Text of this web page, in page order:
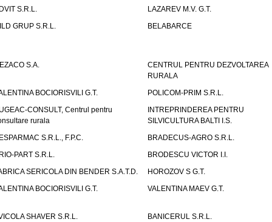
S.R.L.
LAZAREV M.V. G.T.
GRUP S.R.L.
BELABARCE
S.A.
CENTRUL PENTRU DEZVOLTAREA
RURALA
BOCIORISVILI G.T.
POLICOM-PRIM S.R.L.
CONSULT, Centrul pentru
rurala
INTREPRINDEREA PENTRU
SILVICULTURA BALTI I.S.
S.R.L., F.P.C.
BRADECUS-AGRO S.R.L.
PART S.R.L.
BRODESCU VICTOR I.I.
SERICOLA DIN BENDER S.A.T.D.
HOROZOV S G.T.
BOCIORISVILI G.T.
VALENTINA MAEV G.T.
SHAVER S.R.L.
BANICERUL S.R.L.